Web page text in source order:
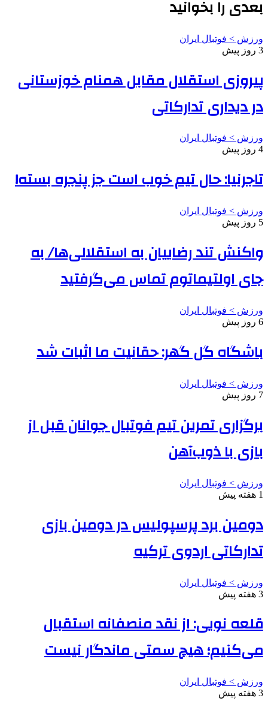
بعدی را بخوانید
ورزش > فوتبال ایران
3 روز پیش
پیروزی استقلال مقابل همنام خوزستانی
در دیداری تدارکاتی
ورزش > فوتبال ایران
4 روز پیش
تاجرنیا: حال تیم خوب است جز پنجره بسته!
ورزش > فوتبال ایران
5 روز پیش
واکنش تند رضاییان به استقلالی‌ها/ به
جای اولتیماتوم تماس می‌گرفتید
ورزش > فوتبال ایران
6 روز پیش
باشگاه گل گهر: حقانیت ما اثبات شد
ورزش > فوتبال ایران
7 روز پیش
برگزاری تمرین تیم فوتبال جوانان قبل از
بازی با ذوب‌آهن
ورزش > فوتبال ایران
1 هفته پیش
دومین برد پرسپولیس در دومین بازی
تدارکاتی اردوی ترکیه
ورزش > فوتبال ایران
3 هفته پیش
قلعه نویی: از نقد منصفانه استقبال
می‌کنیم؛ هیچ سمتی ماندگار نیست
ورزش > فوتبال ایران
3 هفته پیش